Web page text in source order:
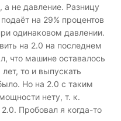
а не давление. Разницу
на 29 % процентов
одинаковом давлении.
на 2.0 на последнем
что машине оставалось
то и выпускать
Но на 2.0 с таким
нету, т. к.
Пробовал я когда-то